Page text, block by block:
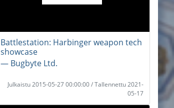
Battlestation: Harbinger weapon tech
showcase
― Bugbyte Ltd.
Julkaistu 2015-05-27 00:00:00 / Tallennettu 2021-
05-17